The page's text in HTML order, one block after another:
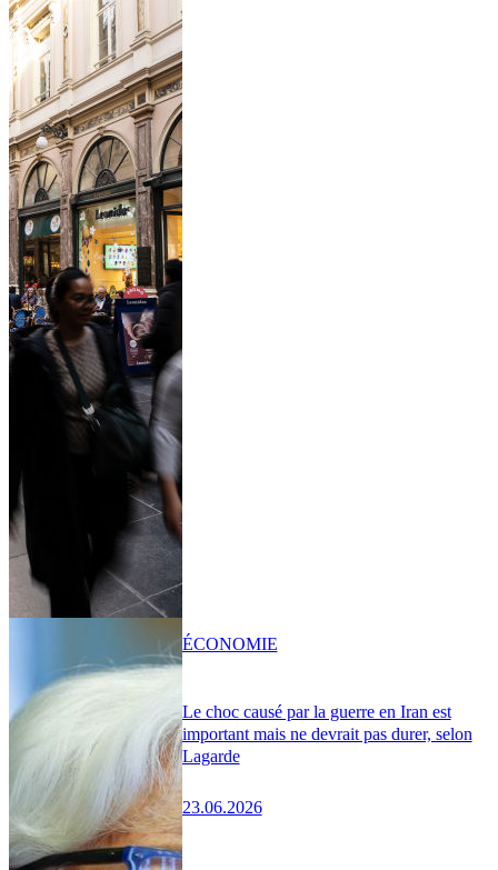
Le choc causé par la guerre en Iran est
important mais ne devrait pas durer, selon
Lagarde
23.06.2026
ÉCONOMIE